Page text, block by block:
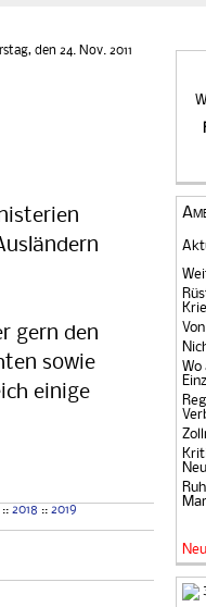
den 24. Nov. 2011
gern den
sowie
einige
:: 2018 :: 2019
Wo